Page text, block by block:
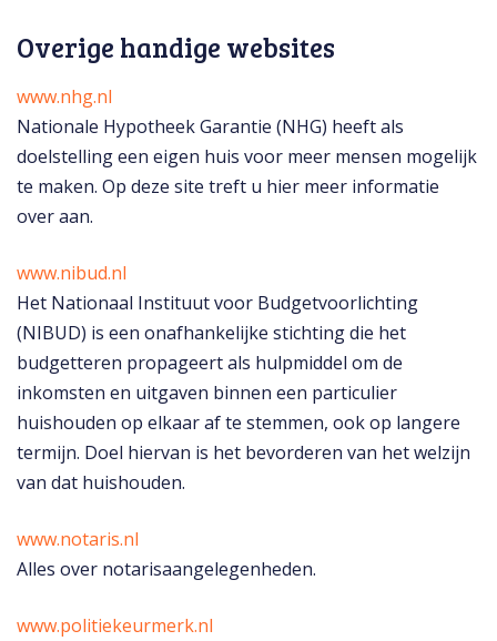
Overige handige websites
www.nhg.nl
Nationale Hypotheek Garantie (NHG) heeft als
doelstelling een eigen huis voor meer mensen mogelijk
te maken. Op deze site treft u hier meer informatie
over aan.
www.nibud.nl
Het Nationaal Instituut voor Budgetvoorlichting
(NIBUD) is een onafhankelijke stichting die het
budgetteren propageert als hulpmiddel om de
inkomsten en uitgaven binnen een particulier
huishouden op elkaar af te stemmen, ook op langere
termijn. Doel hiervan is het bevorderen van het welzijn
van dat huishouden.
www.notaris.nl
Alles over notarisaangelegenheden.
www.politiekeurmerk.nl